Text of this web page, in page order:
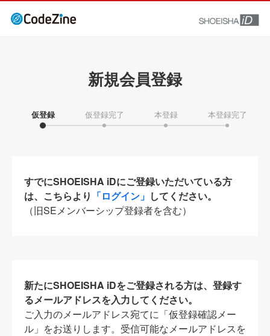
新規会員登録
仮登録 仮登録完了 本登録 本登録完了
すでにSHOEISHA iDにご登録いただいている方
は、こちらより 「ログイン」 してください。
（旧SEメンバーシップ登録者を含む）
新たにSHOEISHA iDをご登録される方は、登録す
るメールアドレスを入力してください。
ご入力のメールアドレス宛てに「仮登録確認メー
ル」をお送りします。受信可能なメールアドレスを